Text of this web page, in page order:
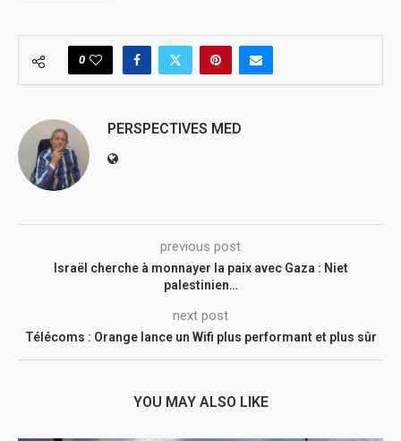
0
PERSPECTIVES MED
previous post
Israël cherche à monnayer la paix avec Gaza : Niet
palestinien…
next post
Télécoms : Orange lance un Wifi plus performant et plus sûr
YOU MAY ALSO LIKE